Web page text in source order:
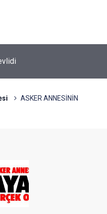
ASKER ANNESİNİN